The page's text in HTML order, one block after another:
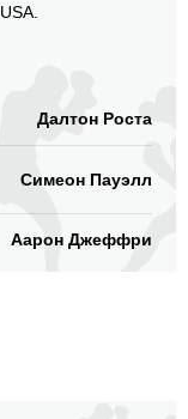
Далтон Роста
Симеон Пауэлл
Аарон Джеффри